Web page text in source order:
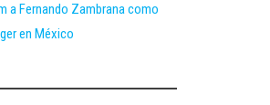
a Fernando Zambrana como
en México